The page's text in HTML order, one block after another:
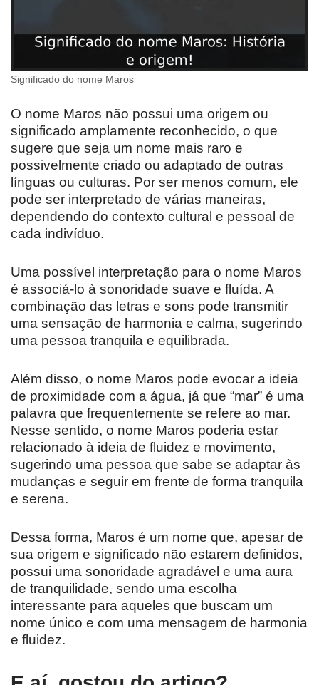
Significado do nome Maros
O nome Maros não possui uma origem ou
significado amplamente reconhecido, o que
sugere que seja um nome mais raro e
possivelmente criado ou adaptado de outras
línguas ou culturas. Por ser menos comum, ele
pode ser interpretado de várias maneiras,
dependendo do contexto cultural e pessoal de
cada indivíduo.
Uma possível interpretação para o nome Maros
é associá-lo à sonoridade suave e fluída. A
combinação das letras e sons pode transmitir
uma sensação de harmonia e calma, sugerindo
uma pessoa tranquila e equilibrada.
Além disso, o nome Maros pode evocar a ideia
de proximidade com a água, já que “mar” é uma
palavra que frequentemente se refere ao mar.
Nesse sentido, o nome Maros poderia estar
relacionado à ideia de fluidez e movimento,
sugerindo uma pessoa que sabe se adaptar às
mudanças e seguir em frente de forma tranquila
e serena.
Dessa forma, Maros é um nome que, apesar de
sua origem e significado não estarem definidos,
possui uma sonoridade agradável e uma aura
de tranquilidade, sendo uma escolha
interessante para aqueles que buscam um
nome único e com uma mensagem de harmonia
e fluidez.